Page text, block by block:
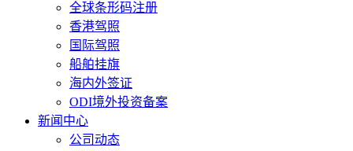
全球条形码注册
香港驾照
国际驾照
船舶挂旗
海内外签证
ODI境外投资备案
新闻中心
公司动态